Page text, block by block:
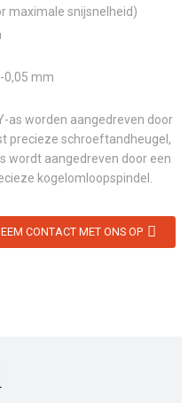
maximale snijsnelheid)
0,05 mm
as worden aangedreven door
precieze schroeftandheugel,
wordt aangedreven door een
kogelomloopspindel.
CONTACT MET ONS OP